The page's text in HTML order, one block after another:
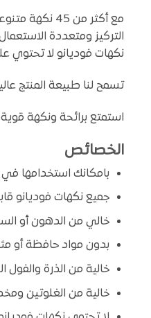
مع أكثر من
التركيز ومتعددة
نكهات فوديانو لا تحتوي
تسمح لنا طبيعة المنتج
استمتع برائحة ونكهة
الخصائص
بامكانك استخدامها في
جميع نكهات فوديانو
خالي من الدهون أو
بدون مواد حافظة أو
خالية من الذرة والفول
خالية من الغلوتين